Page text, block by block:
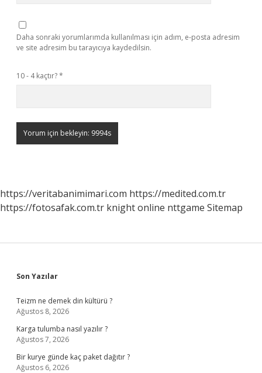
Daha sonraki yorumlarımda kullanılması için adım, e-posta adresim
ve site adresim bu tarayıcıya kaydedilsin.
10 - 4 kaçtır?*
https://veritabanimimari.com https://medited.com.tr
https://fotosafak.com.tr knight online nttgame Sitemap
Sidebar
Son Yazılar
Teizm ne demek din kültürü ?
Ağustos 8, 2026
Karga tulumba nasıl yazılır ?
Ağustos 7, 2026
Bir kurye günde kaç paket dağıtır ?
Ağustos 6, 2026